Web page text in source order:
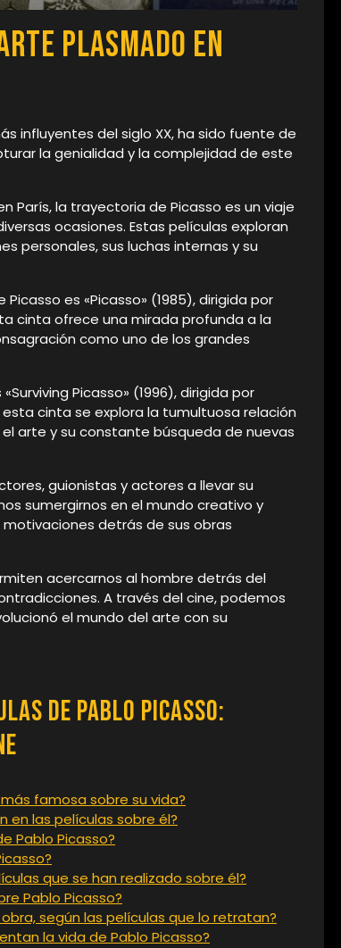
Plasmado en
influyentes del siglo XX, ha sido fuente de
la genialidad y la complejidad de este
París, la trayectoria de Picasso es un viaje
ocasiones. Estas películas exploran
personales, sus luchas internas y su
es «Picasso» (1985), dirigida por
cinta ofrece una mirada profunda a la
como uno de los grandes
Picasso» (1996), dirigida por
cinta se explora la tumultuosa relación
arte y su constante búsqueda de nuevas
guionistas y actores a llevar su
sumergirnos en el mundo creativo y
detrás de sus obras
acercarnos al hombre detrás del
A través del cine, podemos
el mundo del arte con su
de Pablo Picasso:
famosa sobre su vida?
en las películas sobre él?
Pablo Picasso?
que se han realizado sobre él?
Pablo Picasso?
según las películas que lo retratan?
la vida de Pablo Picasso?